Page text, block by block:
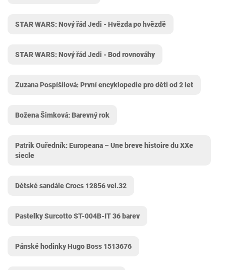
STAR WARS: Nový řád Jedi - Hvězda po hvězdě
STAR WARS: Nový řád Jedi - Bod rovnováhy
Zuzana Pospíšilová: První encyklopedie pro děti od 2 let
Božena Šimková: Barevný rok
Patrik Ouředník: Europeana – Une breve histoire du XXe
siecle
Dětské sandále Crocs 12856 vel.32
Pastelky Surcotto ST-004B-IT 36 barev
Pánské hodinky Hugo Boss 1513676